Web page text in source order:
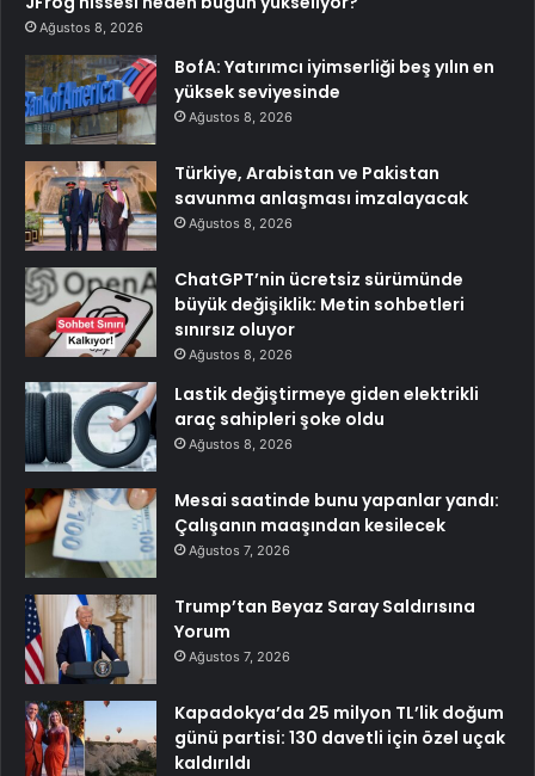
Ağustos 8, 2026
BofA: Yatırımcı iyimserliği beş yılın en
yüksek seviyesinde
Ağustos 8, 2026
Türkiye, Arabistan ve Pakistan
savunma anlaşması imzalayacak
Ağustos 8, 2026
ChatGPT’nin ücretsiz sürümünde
büyük değişiklik: Metin sohbetleri
sınırsız oluyor
Ağustos 8, 2026
Lastik değiştirmeye giden elektrikli
araç sahipleri şoke oldu
Ağustos 8, 2026
Mesai saatinde bunu yapanlar yandı:
Çalışanın maaşından kesilecek
Ağustos 7, 2026
Trump’tan Beyaz Saray Saldırısına
Yorum
Ağustos 7, 2026
Kapadokya’da 25 milyon TL’lik doğum
günü partisi: 130 davetli için özel uçak
kaldırıldı